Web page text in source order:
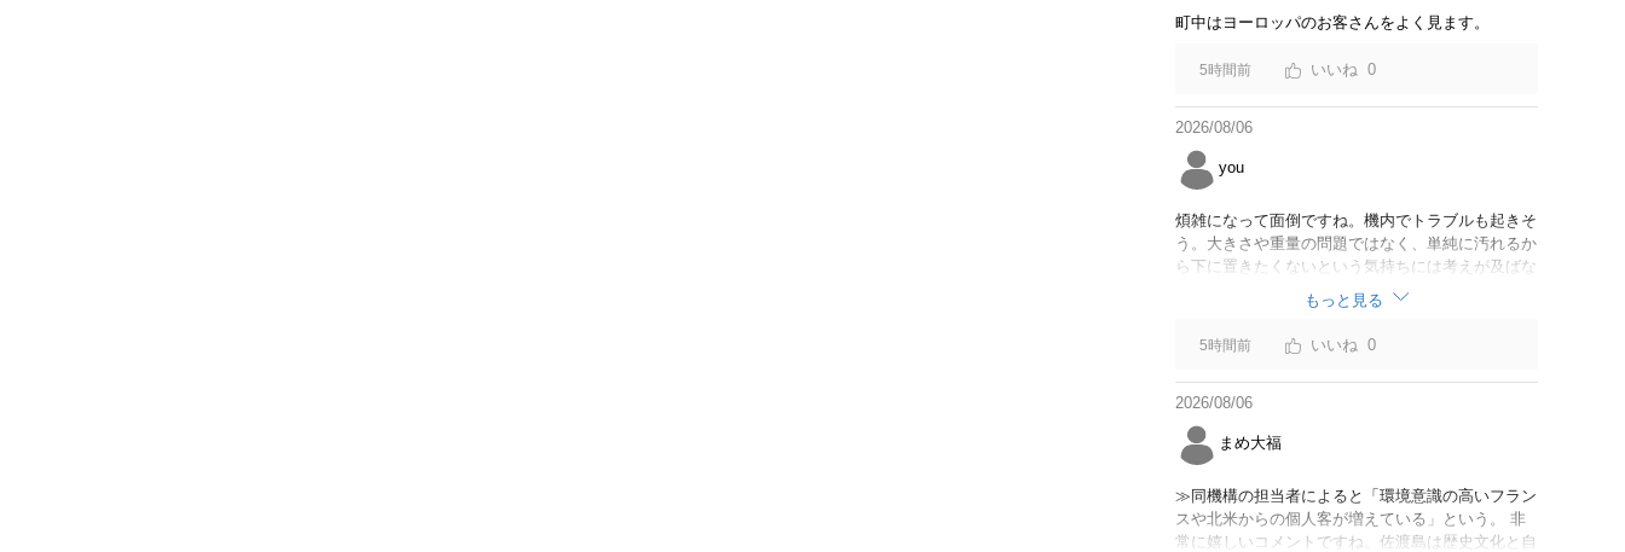
町中はヨーロッパのお客さんをよく見ます。
5時間前 0
2026/08/06
you
煩雑になって面倒ですね。機内でトラブルも起きそ
う。大きさや重量の問題ではなく、単純に汚れるか
ら下に置きたくないという気持ちには考えが及ばな
かったのでしょうかね。いっそ、荷物棚を撤去した
座席を作って、座席指定も荷物も含んだプランとす
べて無しで格安プランで分けてもらった方がシンプ
ルで分かりやすいかも。どんどん料金が細分化され
て面倒です。
もっと見る
5時間前 0
2026/08/06
まめ大福
≫同機構の担当者によると「環境意識の高いフラン
スや北米からの個人客が増えている」という。 非
常に嬉しいコメントですね。佐渡島は歴史文化と自